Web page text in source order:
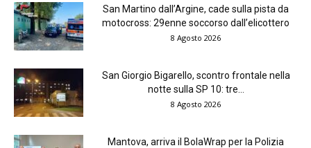
San Martino dall’Argine, cade sulla pista da
motocross: 29enne soccorso dall’elicottero
8 Agosto 2026
San Giorgio Bigarello, scontro frontale nella
notte sulla SP 10: tre...
8 Agosto 2026
Mantova, arriva il BolaWrap per la Polizia